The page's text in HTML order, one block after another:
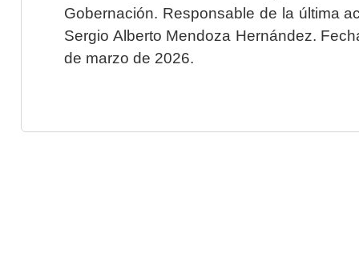
Gobernación. Responsable de la última
Sergio Alberto Mendoza Hernández.
de marzo de 2026.